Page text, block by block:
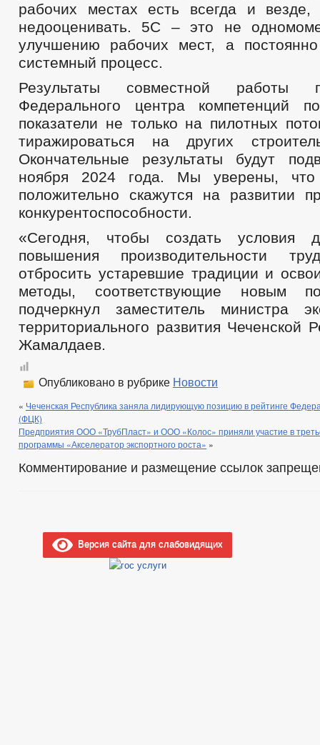
рабочих местах есть всегда и
недооценивать. 5С – это не
улучшению рабочих мест, а
системный процесс.
Результаты совместной работы
Федерального центра компетенций
показатели не только на пилотных
тиражироваться на других
Окончательные результаты будут
ноября 2024 года. Мы уверены, что
положительно скажутся на развитии
конкурентоспособности.
«Сегодня, чтобы создать условия
повышения производительности
отбросить устаревшие традиции и
методы, соответствующие новым
подчеркнул заместитель министра
территориального развития Чеченской
Жамалдаев.
Опубликовано в рубрике Новости
« Чеченская Республика заняла лидирующую позицию в рейтинге
(ФЦК)
Предприятия ООО «ТрубПласт» и ООО «Колос» приняли участие в
программы «Акселератор экспортного роста» »
Комментирование и размещение ссылок
Версия сайта для слабовидящих